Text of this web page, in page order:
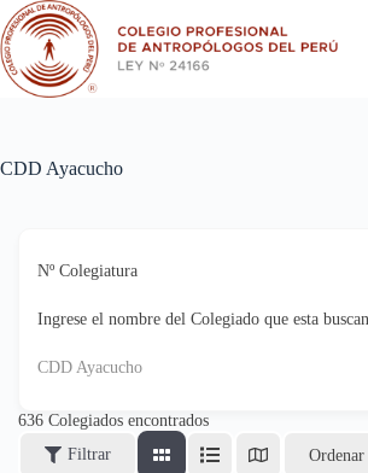
Saltar
al
contenido
CDD Ayacucho
Nº Colegiatura
Ingrese el nombre del Colegiado que esta
CDD Ayacucho
636 Colegiados encontrados
Filtrar